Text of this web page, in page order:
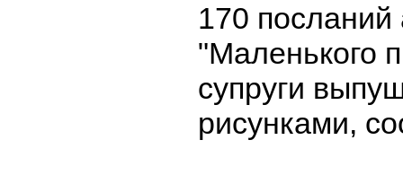
170 посланий
"Маленького
супруги
рисунками,